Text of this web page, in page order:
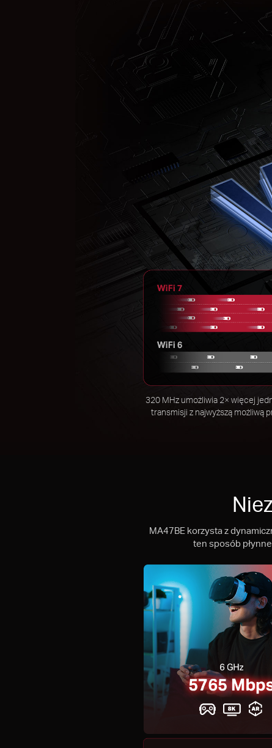
320 MHz umożliwia 2× więcej
transmisji z najwyższą możliwą
MA47BE korzysta z
ten sposób